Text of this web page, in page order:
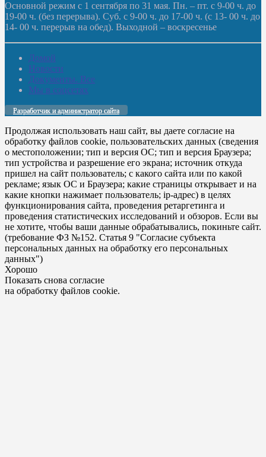
Основной режим с 1 сентября по 31 мая. Пн. – пт. с 9-00 ч. до
19-00 ч. (без перерыва). Суб. с 9-00 ч. до 17-00 ч. (с 13- 00 ч. до
14- 00 ч. перерыв на обед). Выходной – воскресенье
Домой
Новости
Документы. Все
Мы в соцсетях
Разработчик и администратор сайта
Продолжая использовать наш сайт, вы даете согласие на
обработку файлов cookie, пользовательских данных (сведения
о местоположении; тип и версия ОС; тип и версия Браузера;
тип устройства и разрешение его экрана; источник откуда
пришел на сайт пользователь; с какого сайта или по какой
рекламе; язык ОС и Браузера; какие страницы открывает и на
какие кнопки нажимает пользователь; ip-адрес) в целях
функционирования сайта, проведения ретаргетинга и
проведения статистических исследований и обзоров. Если вы
не хотите, чтобы ваши данные обрабатывались, покиньте сайт.
(требование ФЗ №152. Статья 9 "Согласие субъекта
персональных данных на обработку его персональных
данных")
Хорошо
Показать снова согласие
на обработку файлов cookie.